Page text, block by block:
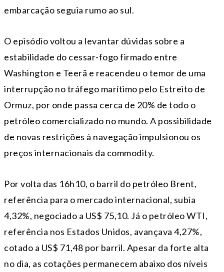
embarcação seguia rumo ao sul.
O episódio voltou a levantar dúvidas sobre a
estabilidade do cessar-fogo firmado entre
Washington e Teerã e reacendeu o temor de uma
interrupção no tráfego marítimo pelo Estreito de
Ormuz, por onde passa cerca de 20% de todo o
petróleo comercializado no mundo. A possibilidade
de novas restrições à navegação impulsionou os
preços internacionais da commodity.
Por volta das 16h10, o barril do petróleo Brent,
referência para o mercado internacional, subia
4,32%, negociado a US$ 75,10. Já o petróleo WTI,
referência nos Estados Unidos, avançava 4,27%,
cotado a US$ 71,48 por barril. Apesar da forte alta
no dia, as cotações permanecem abaixo dos níveis